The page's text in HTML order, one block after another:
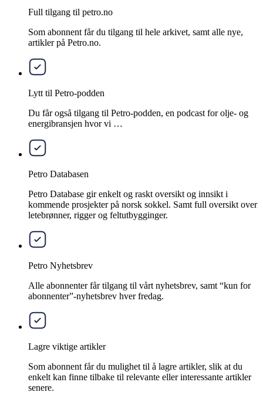
Full tilgang til petro.no
Som abonnent får du tilgang til hele arkivet, samt alle nye,
artikler på Petro.no.
Lytt til Petro-podden
Du får også tilgang til Petro-podden, en podcast for olje- og
energibransjen hvor vi …
Petro Databasen
Petro Database gir enkelt og raskt oversikt og innsikt i
kommende prosjekter på norsk sokkel. Samt full oversikt over
letebrønner, rigger og feltutbygginger.
Petro Nyhetsbrev
Alle abonnenter får tilgang til vårt nyhetsbrev, samt “kun for
abonnenter”-nyhetsbrev hver fredag.
Lagre viktige artikler
Som abonnent får du mulighet til å lagre artikler, slik at du
enkelt kan finne tilbake til relevante eller interessante artikler
senere.